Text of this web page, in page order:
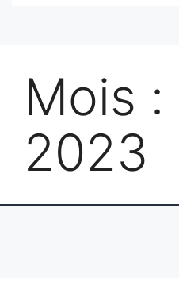
Mois :
2023